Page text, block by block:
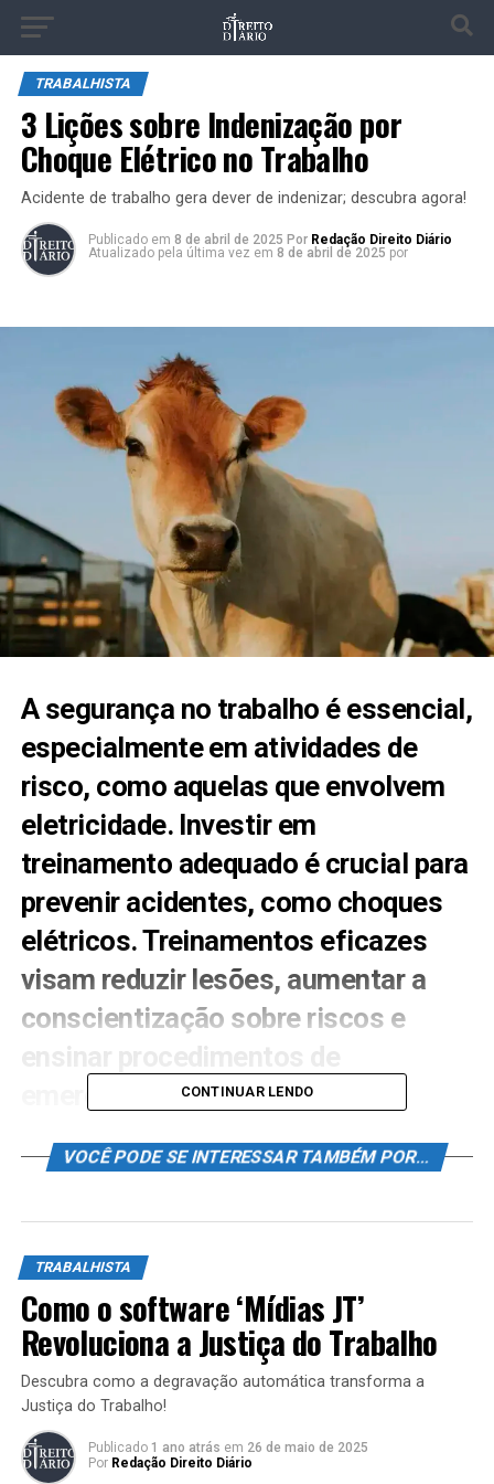
TRABALHISTA
3 Lições sobre Indenização por
Choque Elétrico no Trabalho
Acidente de trabalho gera dever de indenizar; descubra agora!
Publicado em 8 de abril de 2025 Por Redação Direito Diário
Atualizado pela última vez em 8 de abril de 2025 por
A segurança no trabalho é essencial,
especialmente em atividades de
risco, como aquelas que envolvem
eletricidade. Investir em
treinamento adequado é crucial para
prevenir acidentes, como choques
elétricos. Treinamentos eficazes
visam reduzir lesões, aumentar a
conscientização sobre riscos e
emergência. Implementar
incluam treinamentos práticos e
produtividade e criar uma cultura de
segurança, resultando em menos
custos com acidentes e melhor
proteção aos trabalhadores.
Acidentes de trabalho, como o choque elétrico,
levantam questões cruciais sobre responsabilidade
jurídica. Neste artigo, vamos analisar um caso recente
CONTINUAR LENDO
VOCÊ PODE SE INTERESSAR TAMBÉM POR...
TRABALHISTA
Como o software ‘Mídias JT’
Revoluciona a Justiça do Trabalho
Descubra como a degravação automática transforma a
Justiça do Trabalho!
Publicado 1 ano atrás em 26 de maio de 2025
Por Redação Direito Diário